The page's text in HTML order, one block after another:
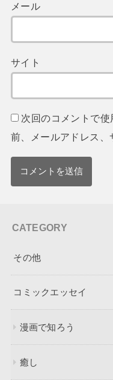
メール
サイト
次回のコメントで
前、メールアドレス、
CATEGORY
その他
コミックエッセイ
漫画で知ろう
癒し